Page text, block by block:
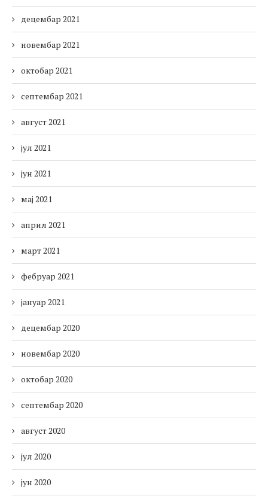
децембар 2021
новембар 2021
октобар 2021
септембар 2021
август 2021
јул 2021
јун 2021
мај 2021
април 2021
март 2021
фебруар 2021
јануар 2021
децембар 2020
новембар 2020
октобар 2020
септембар 2020
август 2020
јул 2020
јун 2020